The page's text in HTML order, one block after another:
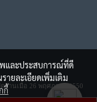
ดร้านเมื่อ 26 พฤศภาคม 2550
พและประสบการณ์ที่ดี
ายละเอียดเพิ่มเติม
กี้